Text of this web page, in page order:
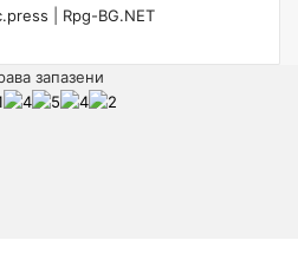
Rpg-BG.NET
запазени